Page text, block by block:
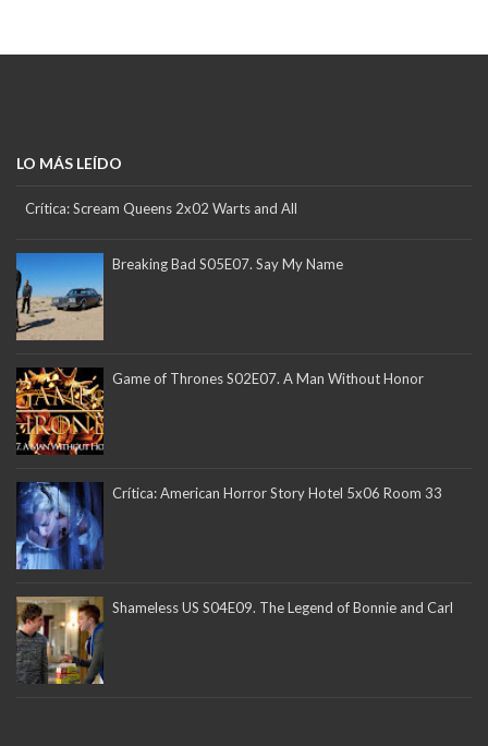
LO MÁS LEÍDO
Crítica: Scream Queens 2x02 Warts and All
Breaking Bad S05E07. Say My Name
Game of Thrones S02E07. A Man Without Honor
Crítica: American Horror Story Hotel 5x06 Room 33
Shameless US S04E09. The Legend of Bonnie and Carl